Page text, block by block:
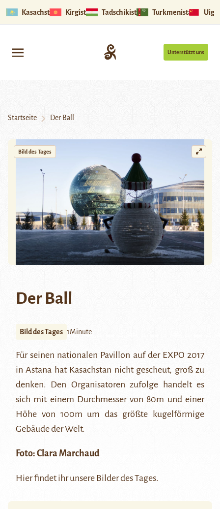
Kasachstan Kirgistan Tadschikistan Turkmenistan
Unterstützt uns
Startseite Der Ball
Bild des Tages
Der Ball
Bild des Tages 1Minute
Für seinen nationalen Pavillon auf der EXPO 2017
in Astana hat Kasachstan nicht gescheut, groß zu
denken. Den Organisatoren zufolge handelt es
sich mit einem Durchmesser von 80m und einer
Höhe von 100m um das größte kugelförmige
Gebäude der Welt.
Foto: Clara Marchaud
Hierfindet ihr unsere Bilder des Tages.